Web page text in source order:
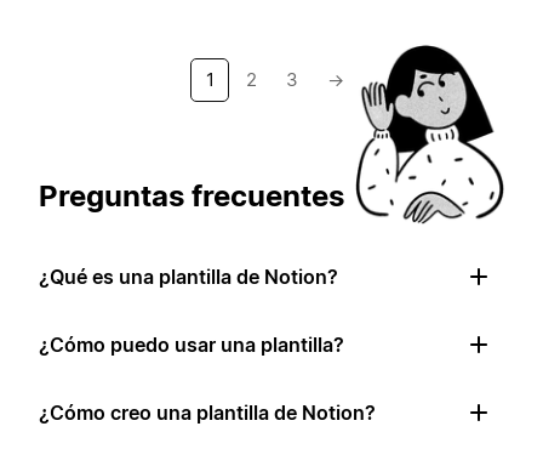
1 2 3 →
Preguntas frecuentes
¿Qué es una plantilla de Notion?
¿Cómo puedo usar una plantilla?
¿Cómo creo una plantilla de Notion?